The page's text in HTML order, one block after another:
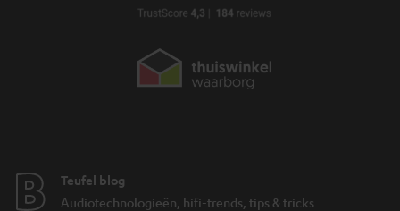
Teufel blog
Audiotechnologieën, hifi-trends, tips & tricks